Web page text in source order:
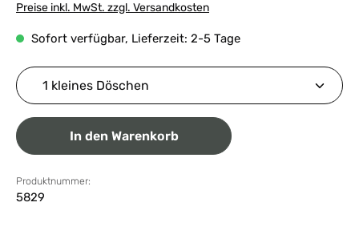
Preise inkl. MwSt. zzgl. Versandkosten
Sofort verfügbar, Lieferzeit: 2-5 Tage
Produkt Anzahl: Gib den gewünschten Wert ein
In den Warenkorb
Produktnummer:
5829